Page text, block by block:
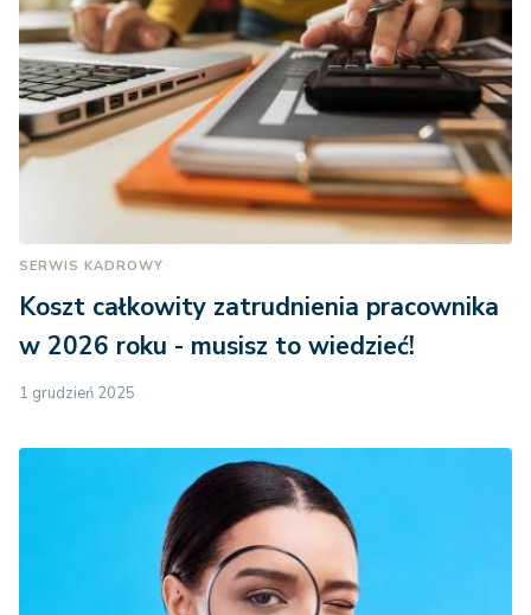
SERWIS KADROWY
Koszt całkowity zatrudnienia pracownika
w 2026 roku - musisz to wiedzieć!
1 grudzień 2025